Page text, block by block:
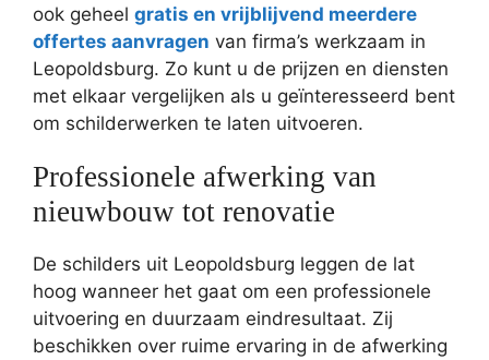
ook geheel gratis en vrijblijvend meerdere
offertes aanvragen van firma’s werkzaam in
Leopoldsburg. Zo kunt u de prijzen en diensten
met elkaar vergelijken als u geïnteresseerd bent
om schilderwerken te laten uitvoeren.
Professionele afwerking van
nieuwbouw tot renovatie
De schilders uit Leopoldsburg leggen de lat
hoog wanneer het gaat om een professionele
uitvoering en duurzaam eindresultaat. Zij
beschikken over ruime ervaring in de afwerking